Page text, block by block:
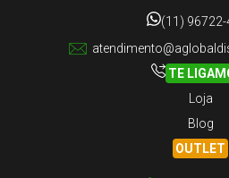
(11) 96722-
TE
Loja
Blog
OUTLET